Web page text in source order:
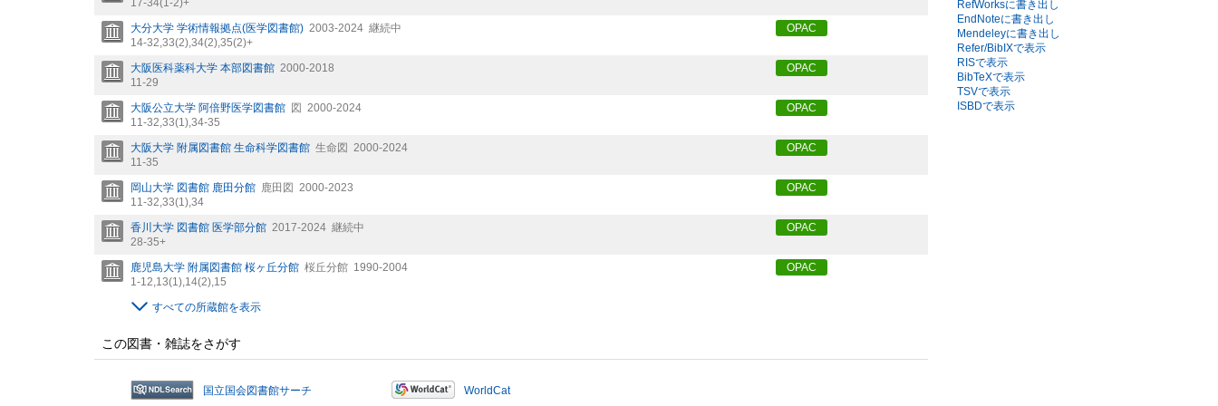
17-34(1-2)+
大分大学 学術情報拠点(医学図書館) 2003-2024 継続中
14-32,33(2),34(2),35(2)+
OPAC
大阪医科薬科大学 本部図書館 2000-2018
11-29
OPAC
大阪公立大学 阿倍野医学図書館 図 2000-2024
11-32,33(1),34-35
OPAC
大阪大学 附属図書館 生命科学図書館 生命図 2000-2024
11-35
OPAC
岡山大学 図書館 鹿田分館 鹿田図 2000-2023
11-32,33(1),34
OPAC
香川大学 図書館 医学部分館 2017-2024 継続中
28-35+
OPAC
鹿児島大学 附属図書館 桜ヶ丘分館 桜丘分館 1990-2004
1-12,13(1),14(2),15
OPAC
すべての所蔵館を表示
この図書・雑誌をさがす
国立国会図書館サーチ WorldCat
RefWorksに書き出し
EndNoteに書き出し
Mendeleyに書き出し
Refer/BibIXで表示
RISで表示
BibTeXで表示
TSVで表示
ISBDで表示